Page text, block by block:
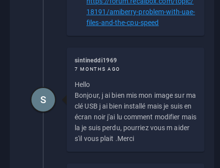
18191/amiberry-problem-with-uae-
files-and-the-cpu-speed
sintineddi1969
7 MONTHS AGO
Hello
Bonjour, j ai bien mis mon image sur ma
clé USB j ai bien installé mais je suis en
écran noir j'ai lu comment modifier mais
la je suis perdu, pourriez vous m aider
s'il vous plait .Merci
S